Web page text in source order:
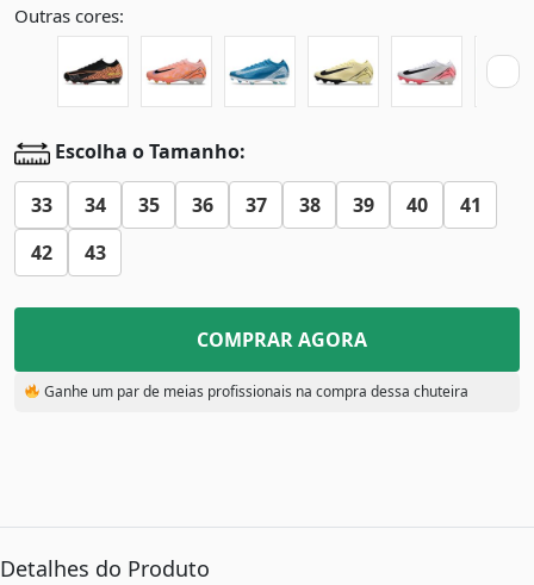
Outras cores:
Escolha o Tamanho:
33 34 35 36 37 38 39 40
41
42
43
COMPRAR AGORA
Ganhe um par de meias profissionais na compra dessa chuteira
Detalhes do Produto